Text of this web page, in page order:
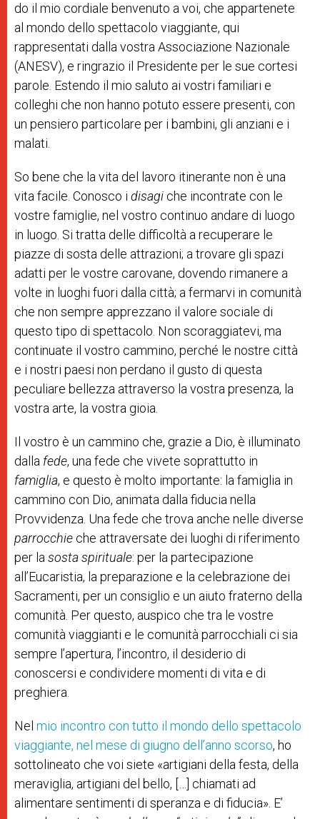
do il mio cordiale benvenuto a voi, che appartenete
al mondo dello spettacolo viaggiante, qui
rappresentati dalla vostra Associazione Nazionale
(ANESV), e ringrazio il Presidente per le sue cortesi
parole. Estendo il mio saluto ai vostri familiari e
colleghi che non hanno potuto essere presenti, con
un pensiero particolare per i bambini, gli anziani e i
malati.
So bene che la vita del lavoro itinerante non è una
vita facile. Conosco i disagi che incontrate con le
vostre famiglie, nel vostro continuo andare di luogo
in luogo. Si tratta delle difficoltà a recuperare le
piazze di sosta delle attrazioni; a trovare gli spazi
adatti per le vostre carovane, dovendo rimanere a
volte in luoghi fuori dalla città; a fermarvi in comunità
che non sempre apprezzano il valore sociale di
questo tipo di spettacolo. Non scoraggiatevi, ma
continuate il vostro cammino, perché le nostre città
e i nostri paesi non perdano il gusto di questa
peculiare bellezza attraverso la vostra presenza, la
vostra arte, la vostra gioia.
Il vostro è un cammino che, grazie a Dio, è illuminato
dalla fede, una fede che vivete soprattutto in
famiglia, e questo è molto importante: la famiglia in
cammino con Dio, animata dalla fiducia nella
Provvidenza. Una fede che trova anche nelle diverse
parrocchie che attraversate dei luoghi di riferimento
per la sosta spirituale: per la partecipazione
all’Eucaristia, la preparazione e la celebrazione dei
Sacramenti, per un consiglio e un aiuto fraterno della
comunità. Per questo, auspico che tra le vostre
comunità viaggianti e le comunità parrocchiali ci sia
sempre l’apertura, l’incontro, il desiderio di
conoscersi e condividere momenti di vita e di
preghiera.
Nel mio incontro con tutto il mondo dello spettacolo
viaggiante, nel mese di giugno dell’anno scorso, ho
sottolineato che voi siete «artigiani della festa, della
meraviglia, artigiani del bello, […] chiamati ad
alimentare sentimenti di speranza e di fiducia». E’